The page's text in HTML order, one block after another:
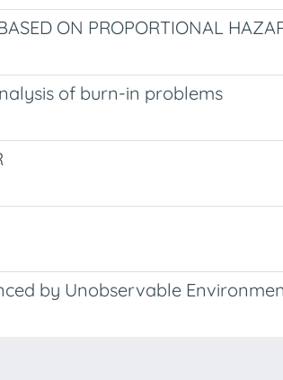
ON PROPORTIONAL
of burn-in problems
by Unobservable